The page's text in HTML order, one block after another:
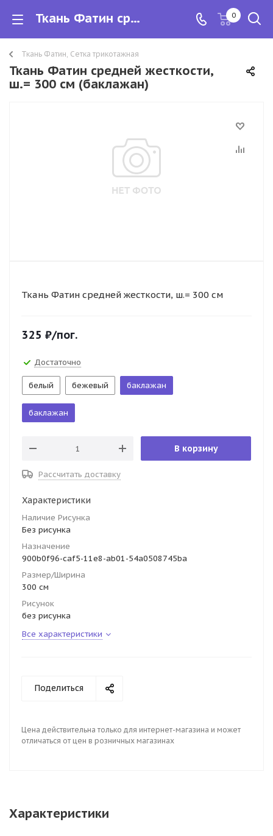
Ткань Фатин средней жесткости, ш.= 300 см 0
Ткань Фатин, Сетка трикотажная
Ткань Фатин средней жесткости,
ш.= 300 см (баклажан)
Ткань Фатин средней жесткости, ш.= 300 см
325 ₽/пог.
Достаточно
белый бежевый баклажан
баклажан
В корзину
Рассчитать доставку
Характеристики
Наличие Рисунка
Без рисунка
Назначение
900b0f96-caf5-11e8-ab01-54a0508745ba
Размер/Ширина
300 см
Рисунок
без рисунка
Все характеристики
Поделиться
Цена действительна только для интернет-магазина и может
отличаться от цен в розничных магазинах
Характеристики